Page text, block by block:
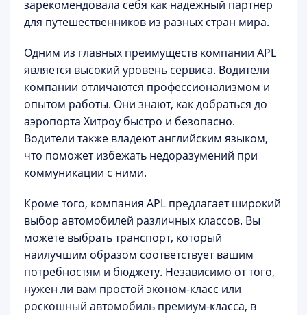
зарекомендовала себя как надежный партнер
для путешественников из разных стран мира.
Одним из главных преимуществ компании APL
является высокий уровень сервиса. Водители
компании отличаются профессионализмом и
опытом работы. Они знают, как добраться до
аэропорта Хитроу быстро и безопасно.
Водители также владеют английским языком,
что поможет избежать недоразумений при
коммуникации с ними.
Кроме того, компания APL предлагает широкий
выбор автомобилей различных классов. Вы
можете выбрать транспорт, который
наилучшим образом соответствует вашим
потребностям и бюджету. Независимо от того,
нужен ли вам простой эконом-класс или
роскошный автомобиль премиум-класса, в